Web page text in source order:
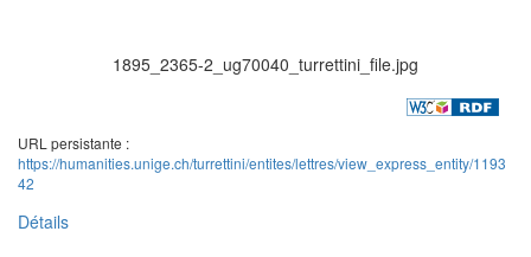
1895_2365-2_ug70040_turrettini_file.jpg
URL persistante :
https://humanities.unige.ch/turrettini/entites/lettres/view_express_entity/1193
42
Détails